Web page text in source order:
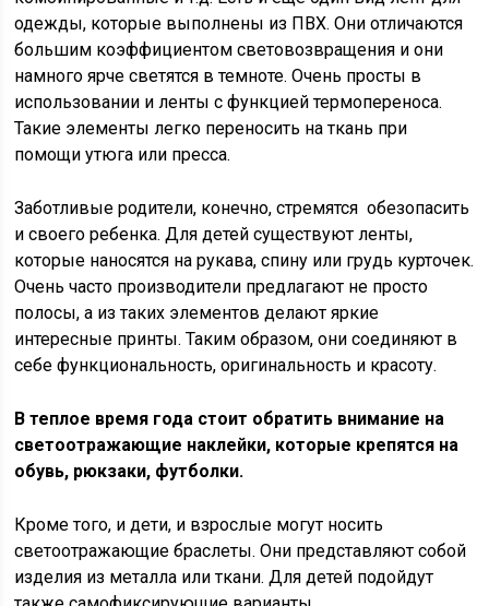
одежды, которые выполнены из ПВХ. Они отличаются
большим коэффициентом световозвращения и они
намного ярче светятся в темноте. Очень просты в
использовании и ленты с функцией термопереноса.
Такие элементы легко переносить на ткань при
помощи утюга или пресса.
Заботливые родители, конечно, стремятся обезопасить
и своего ребенка. Для детей существуют ленты,
которые наносятся на рукава, спину или грудь курточек.
Очень часто производители предлагают не просто
полосы, а из таких элементов делают яркие
интересные принты. Таким образом, они соединяют в
себе функциональность, оригинальность и красоту.
В теплое время года стоит обратить внимание на
светоотражающие наклейки, которые крепятся на
обувь, рюкзаки, футболки.
Кроме того, и дети, и взрослые могут носить
светоотражающие браслеты. Они представляют собой
изделия из металла или ткани. Для детей подойдут